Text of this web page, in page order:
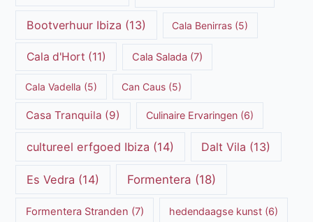
Bootverhuur Ibiza (13) Cala Benirras (5)
Cala d'Hort (11) Cala Salada(7)
Cala Vadella (5) Can Caus (5)
Casa Tranquila (9) Culinaire Ervaringen(6)
cultureel erfgoed Ibiza (14) Dalt Vila (13)
Es Vedra (14) Formentera (18)
Formentera Stranden (7) hedendaagse kunst(6)